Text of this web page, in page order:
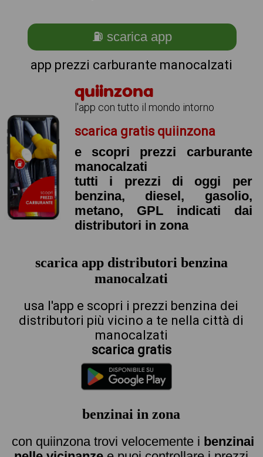
⛽ scarica app
app prezzi carburante manocalzati
quiinzona
l'app con tutto il mondo intorno
scarica gratis quiinzona
e scopri prezzi carburante
manocalzati
tutti i prezzi di oggi per
benzina, diesel, gasolio,
metano, GPL indicati dai
distributori in zona
scarica app distributori benzina
manocalzati
usa l'app e scopri i prezzi benzina dei
distributori più vicino a te nella città di
manocalzati
scarica gratis
benzinai in zona
con quiinzona trovi velocemente i benzinai